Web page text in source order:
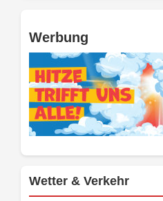
Werbung
Wetter & Verkehr